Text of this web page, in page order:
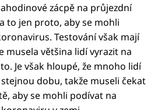
zácpě na průjezdní
to jen proto, aby se mohli
Testování však mají
musela většina lidí vyrazit na
Je však hloupé, že mnoho lidí
dobu, takže museli čekat
aby se mohli podívat na